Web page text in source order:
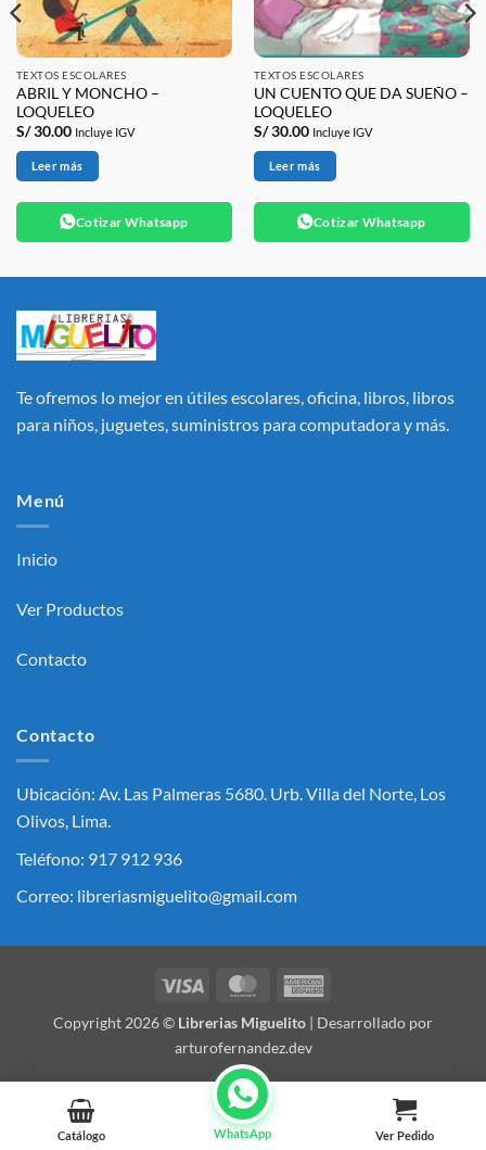
TEXTOS ESCOLARES
ABRIL Y MONCHO –
LOQUELEO
S/30.00 Incluye IGV
Leer más
Cotizar Whatsapp
TEXTOS ESCOLARES
UN CUENTO QUE DA SUEÑO –
LOQUELEO
S/30.00 Incluye IGV
Leer más
Cotizar Whatsapp
Te ofremos lo mejor en útiles escolares, oficina, libros, libros
para niños, juguetes, suministros para computadora y más.
Menú
Inicio
Ver Productos
Contacto
Contacto
Ubicación: Av. Las Palmeras 5680. Urb. Villa del Norte, Los
Olivos, Lima.
Teléfono: 917 912 936
Correo: libreriasmiguelito@gmail.com
Catálogo WhatsApp Ver Pedido
Visa MasterCard
Copyright 2026 © Librerias Miguelito | Desarrollado por
arturofernandez.dev